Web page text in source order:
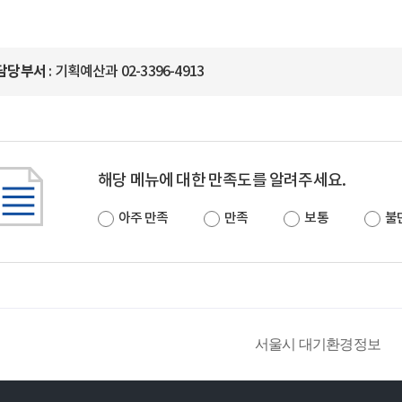
당부서 : 기획예산과 02-3396-4913
해당 메뉴에 대한 만족도를 알려주세요.
아주 만족 만족 보통 불
서울시 대기환경정보